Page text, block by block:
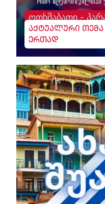
ოთხშაბათი -
აქტუალური
ერთად